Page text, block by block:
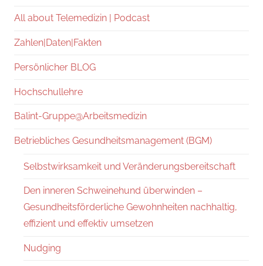
All about Telemedizin | Podcast
Zahlen|Daten|Fakten
Persönlicher BLOG
Hochschullehre
Balint-Gruppe@Arbeitsmedizin
Betriebliches Gesundheitsmanagement (BGM)
Selbstwirksamkeit und Veränderungsbereitschaft
Den inneren Schweinehund überwinden –
Gesundheitsförderliche Gewohnheiten nachhaltig,
effizient und effektiv umsetzen
Nudging